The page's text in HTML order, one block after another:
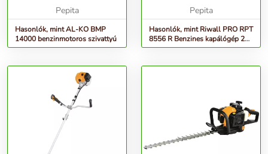
Pepita
Hasonlók, mint AL-KO BMP
14000 benzinmotoros szivattyú
Pepita
Hasonlók, mint Riwall PRO RPT
8556 R Benzines kapálógép 212
cm³